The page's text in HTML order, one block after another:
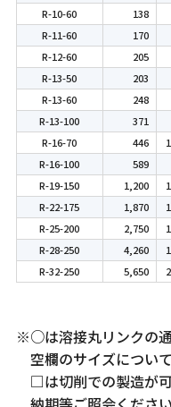
R-10-60
138
R-11-60
170
R-12-60
205
R-13-50
203
R-13-60
248
R-13-100
371
R-16-70
446
R-16-100
589
R-19-150
1,200
R-22-175
1,870
R-25-200
2,750
R-28-250
4,260
R-32-250
5,650
※○は溶接丸リンクの通
空欄のサイズについ
□は切削での製造が可